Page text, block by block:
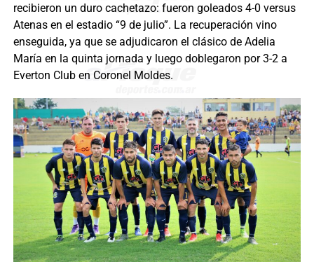
recibieron un duro cachetazo: fueron goleados 4-0 versus
Atenas en el estadio “9 de julio”. La recuperación vino
enseguida, ya que se adjudicaron el clásico de Adelia
María en la quinta jornada y luego doblegaron por 3-2 a
Everton Club en Coronel Moldes.